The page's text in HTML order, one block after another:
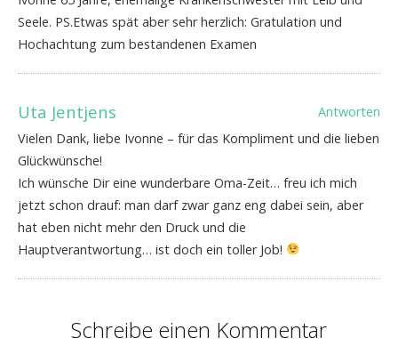
Seele. PS.Etwas spät aber sehr herzlich: Gratulation und
Hochachtung zum bestandenen Examen
Uta Jentjens
Antworten
Vielen Dank, liebe Ivonne – für das Kompliment und die lieben
Glückwünsche!
Ich wünsche Dir eine wunderbare Oma-Zeit… freu ich mich
jetzt schon drauf: man darf zwar ganz eng dabei sein, aber
hat eben nicht mehr den Druck und die
Hauptverantwortung… ist doch ein toller Job!
Schreibe einen Kommentar